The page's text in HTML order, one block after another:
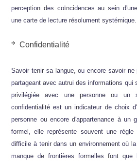
perception des coïncidences au sein
une carte de lecture résolument systémique.
Confidentialité
Savoir tenir sa langue, ou encore savoir
partageant avec autrui des informations qui
privilégiée avec une personne ou un
confidentialité est un indicateur de choix
personne ou encore d'appartenance à un
formel, elle représente souvent une
difficile à tenir dans un environnement où
manque de frontières formelles font